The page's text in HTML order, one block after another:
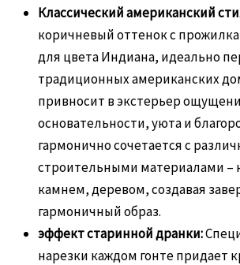
Классический американский
коричневый оттенок с
для цвета Индиана, идеально
традиционных американских
привносит в экстерьер
основательности, уюта и
гармонично сочетается с
строительными материалами –
камнем, деревом, создавая
гармоничный образ.
эффект старинной дранки:
нарезки каждом гонте придает